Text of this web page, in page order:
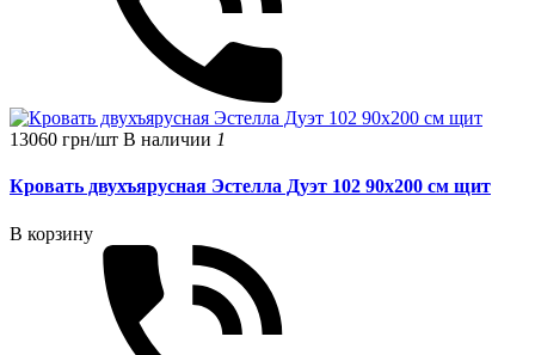
13060 грн/шт В наличии 1
Кровать двухъярусная Эстелла Дуэт 102 90x200 см щит
В корзину